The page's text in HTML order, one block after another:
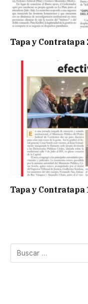
Tapa y Contratapa
Tapa y Contratapa